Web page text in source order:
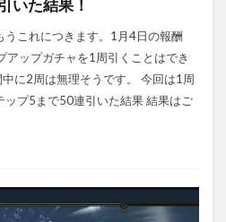
いた結果！
うこれにつきます。1月4日の報酬
アップガチャを1周引くことはでき
に2周は無理そうです。 今回は1周
ップ5まで50連引いた結果 結果はご